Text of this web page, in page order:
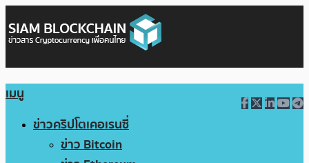
เมนู
ข่าวคริปโตเคอเรนซี่
ข่าว Bitcoin